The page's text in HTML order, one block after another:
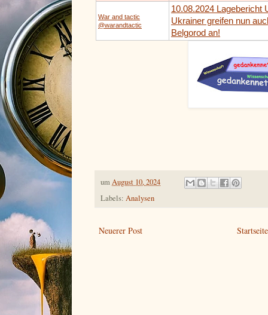
War and tactic
@warandtactic
10.08.2024 Lagebericht
Ukrainer greifen nun
Belgorod an!
umAugust 10, 2024
Labels: Analysen
Neuerer Post Startseite